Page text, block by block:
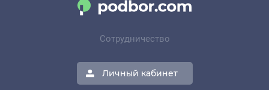
Сотрудничество
Личный кабинет